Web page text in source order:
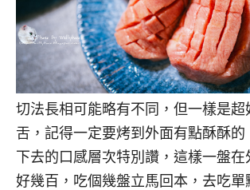
切法長相可能略有不同，但一樣是超
舌，記得一定要烤到外面有點酥酥的
下去的口感層次特別讚，這樣一盤在
好幾百，吃個幾盤立馬回本，去吃單